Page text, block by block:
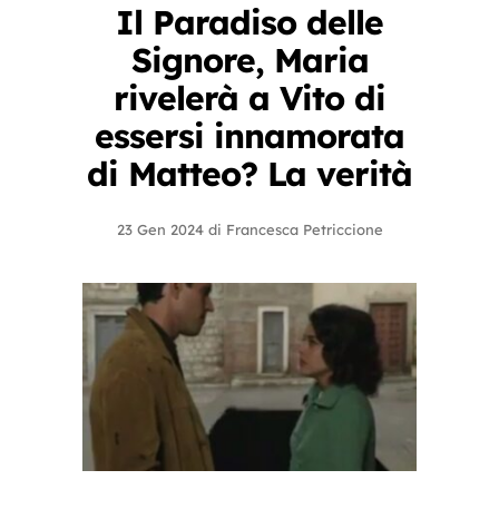
Il Paradiso delle
Signore, Maria
rivelerà a Vito di
essersi innamorata
di Matteo? La verità
23 Gen 2024 di Francesca Petriccione